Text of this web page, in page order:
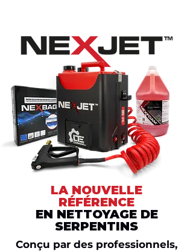
LA NOUVELLE
RÉFÉRENCE
EN NETTOYAGE DE
SERPENTINS
Conçu par des professionnels,